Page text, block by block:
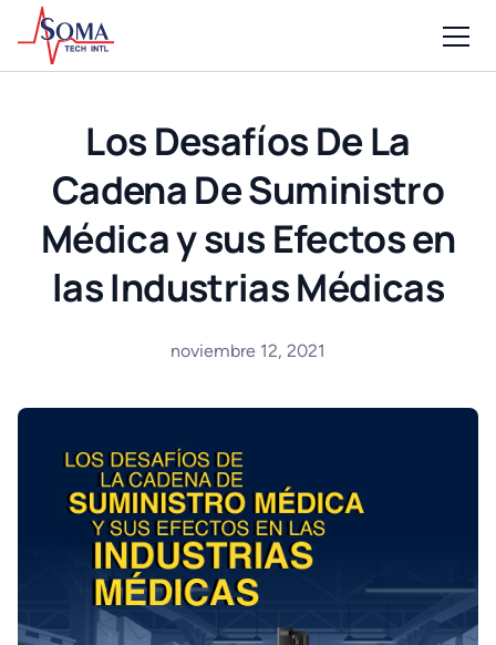
Los Desafíos De La
Cadena De Suministro
Médica y sus Efectos en
las Industrias Médicas
noviembre 12, 2021